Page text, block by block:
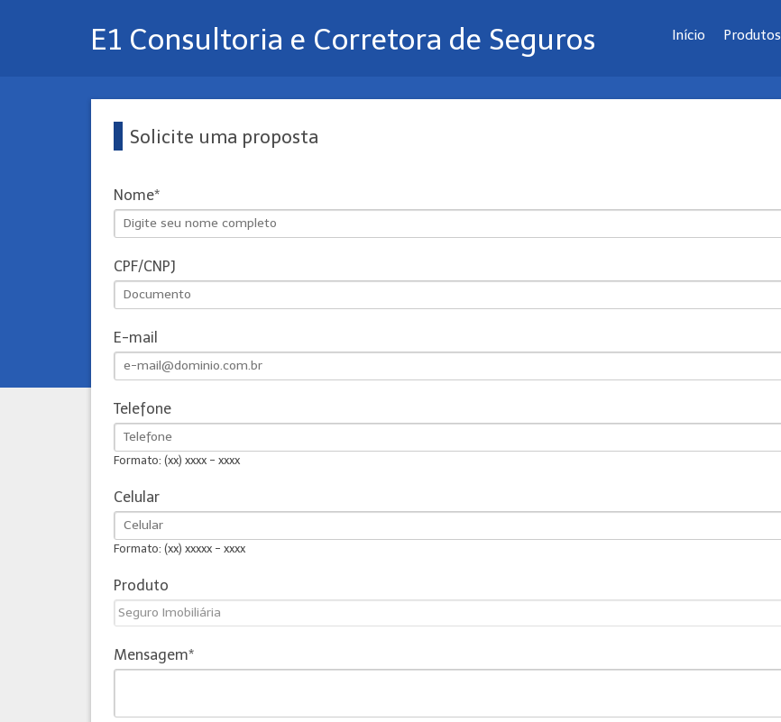
E1 Consultoria e Corretora de Seguros Início Produtos
Solicite uma proposta
Nome
CPF/CNPJ
E-mail
Telefone
Formato: (xx) xxxx - xxxx
Celular
Formato: (xx) xxxxx - xxxx
Produto
Mensagem